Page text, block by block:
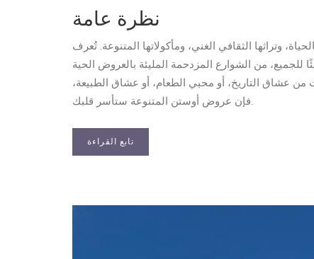
نظرة عامة
وتراثها الثقافي الغني، ومأكولاتها المتنوعة. تُعرف
من الشوارع المزدحمة المليئة بالعروض الحية
من عشاق التاريخ، أو محبي الطعام، أو عشاق الطبيعة،
فإن عروض أوستن المتنوعة ستأسر قلبك.
تابع القراءة